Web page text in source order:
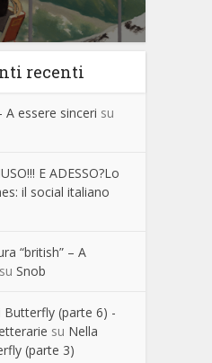
recenti
A essere sinceri su
E ADESSO?Lo
il social italiano
“british” – A
su Snob
Butterfly (parte 6) -
su Nella
(parte 3)